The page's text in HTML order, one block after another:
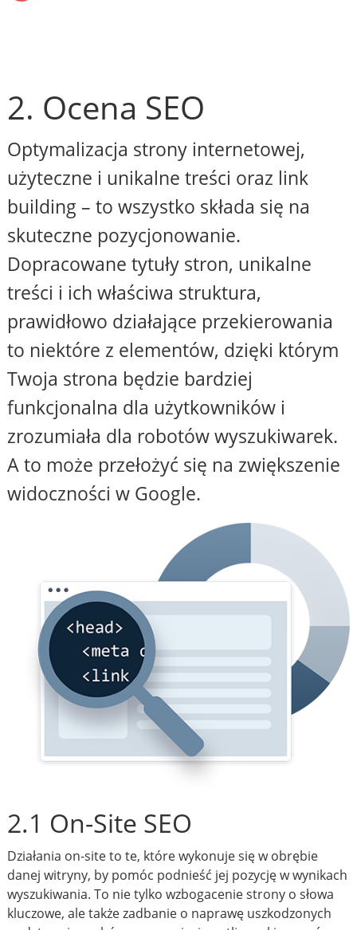
2. Ocena SEO
Optymalizacja strony internetowej,
użyteczne i unikalne treści oraz link
building – to wszystko składa się na
skuteczne pozycjonowanie.
Dopracowane tytuły stron, unikalne
treści i ich właściwa struktura,
prawidłowo działające przekierowania
to niektóre z elementów, dzięki którym
Twoja strona będzie bardziej
funkcjonalna dla użytkowników i
zrozumiała dla robotów wyszukiwarek.
A to może przełożyć się na zwiększenie
widoczności w Google.
2.1 On-Site SEO
Działania on-site to te, które wykonuje się w obrębie
danej witryny, by pomóc podnieść jej pozycję w wynikach
wyszukiwania. To nie tylko wzbogacenie strony o słowa
kluczowe, ale także zadbanie o naprawę uszkodzonych